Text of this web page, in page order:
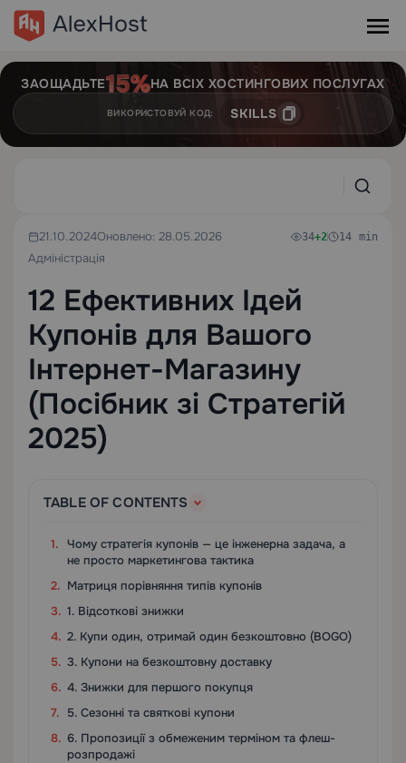
ЗАОЩАДЬТЕ НА ВСІХ ХОСТИНГОВИХ ПОСЛУГАХ
ВИКОРИСТОВУЙ КОД: SKILLS
21.10.2024Оновлено: 28.05.2026
Адміністрація
34+2 14 min
12 Ефективних Ідей
Купонів для Вашого
Інтернет-Магазину
(Посібник зі Стратегій
2025)
TABLE OF CONTENTS
Чому стратегія купонів — це інженерна задача, а
не просто маркетингова тактика
Матриця порівняння типів купонів
1. Відсоткові знижки
2. Купи один, отримай один безкоштовно (BOGO)
3. Купони на безкоштовну доставку
4. Знижки для першого покупця
5. Сезонні та святкові купони
6. Пропозиції з обмеженим терміном та флеш-
розпродажі